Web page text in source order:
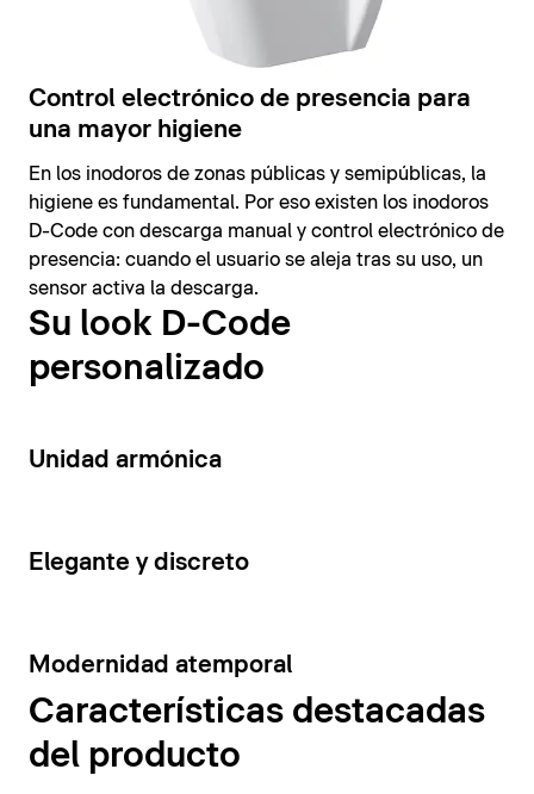
Control electrónico de presencia para
una mayor higiene
En los inodoros de zonas públicas y semipúblicas, la
higiene es fundamental. Por eso existen los inodoros
D-Code con descarga manual y control electrónico de
presencia: cuando el usuario se aleja tras su uso, un
sensor activa la descarga.
Su look D-Code
personalizado
14
Unidad armónica
15
Elegante y discreto
10
Modernidad atemporal
Características destacadas
del producto